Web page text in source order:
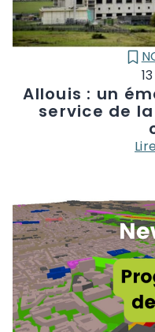
Allouis : un
service de